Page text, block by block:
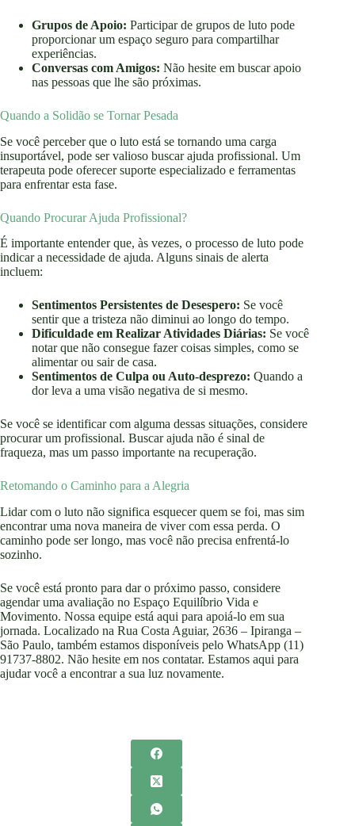
Grupos de Apoio: Participar de grupos de luto pode
proporcionar um espaço seguro para compartilhar
experiências.
Conversas com Amigos: Não hesite em buscar apoio
nas pessoas que lhe são próximas.
Quando a Solidão se Tornar Pesada
Se você perceber que o luto está se tornando uma carga
insuportável, pode ser valioso buscar ajuda profissional. Um
terapeuta pode oferecer suporte especializado e ferramentas
para enfrentar esta fase.
Quando Procurar Ajuda Profissional?
É importante entender que, às vezes, o processo de luto pode
indicar a necessidade de ajuda. Alguns sinais de alerta
incluem:
Sentimentos Persistentes de Desespero: Se você
sentir que a tristeza não diminui ao longo do tempo.
Dificuldade em Realizar Atividades Diárias: Se você
notar que não consegue fazer coisas simples, como se
alimentar ou sair de casa.
Sentimentos de Culpa ou Auto-desprezo: Quando a
dor leva a uma visão negativa de si mesmo.
Se você se identificar com alguma dessas situações, considere
procurar um profissional. Buscar ajuda não é sinal de
fraqueza, mas um passo importante na recuperação.
Retomando o Caminho para a Alegria
Lidar com o luto não significa esquecer quem se foi, mas sim
encontrar uma nova maneira de viver com essa perda. O
caminho pode ser longo, mas você não precisa enfrentá-lo
sozinho.
Se você está pronto para dar o próximo passo, considere
agendar uma avaliação no Espaço Equilíbrio Vida e
Movimento. Nossa equipe está aqui para apoiá-lo em sua
jornada. Localizado na Rua Costa Aguiar, 2636 – Ipiranga –
São Paulo, também estamos disponíveis pelo WhatsApp (11)
91737-8802. Não hesite em nos contatar. Estamos aqui para
ajudar você a encontrar a sua luz novamente.